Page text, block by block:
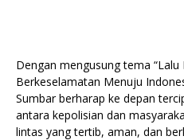
Dengan mengusung tema
Berkeselamatan Menuju
Sumbar berharap ke depan
antara kepolisian dan
lintas yang tertib, aman, dan